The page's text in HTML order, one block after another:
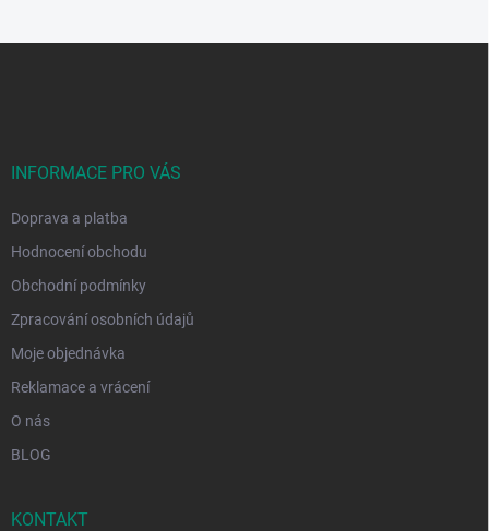
INFORMACE PRO VÁS
Doprava a platba
Hodnocení obchodu
Obchodní podmínky
Zpracování osobních údajů
Moje objednávka
Reklamace a vrácení
O nás
BLOG
KONTAKT